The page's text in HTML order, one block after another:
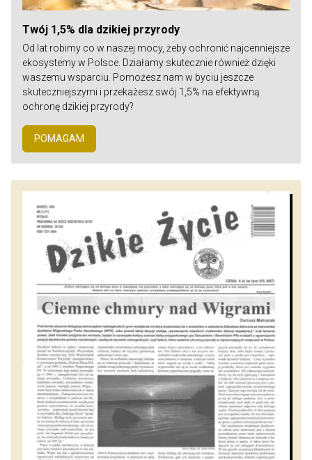
Twój 1,5% dla dzikiej przyrody
Od lat robimy co w naszej mocy, żeby ochronić najcenniejsze
ekosystemy w Polsce. Działamy skutecznie również dzięki
waszemu wsparciu. Pomożesz nam w byciu jeszcze
skuteczniejszymi i przekażesz swój 1,5% na efektywną
ochronę dzikiej przyrody?
POMAGAM